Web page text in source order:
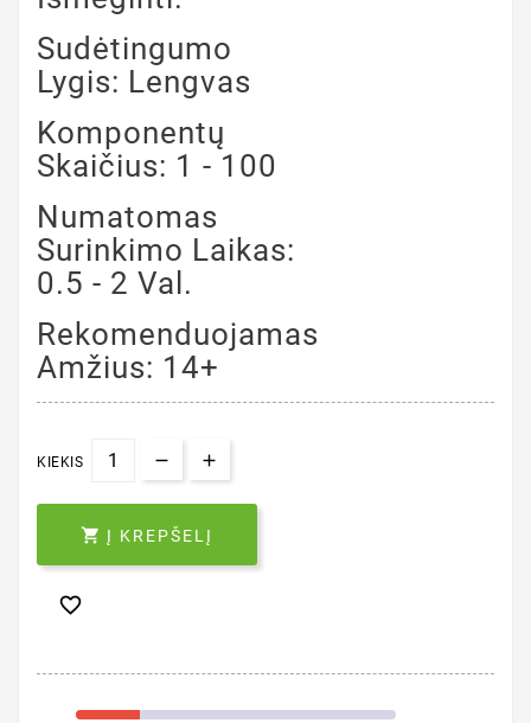
Sudėtingumo
Lygis: Lengvas
Komponentų
Skaičius: 1 - 100
Numatomas
Surinkimo Laikas:
0.5 - 2 Val.
Rekomenduojamas
Amžius: 14+
KIEKIS
 Į KREPŠELĮ
